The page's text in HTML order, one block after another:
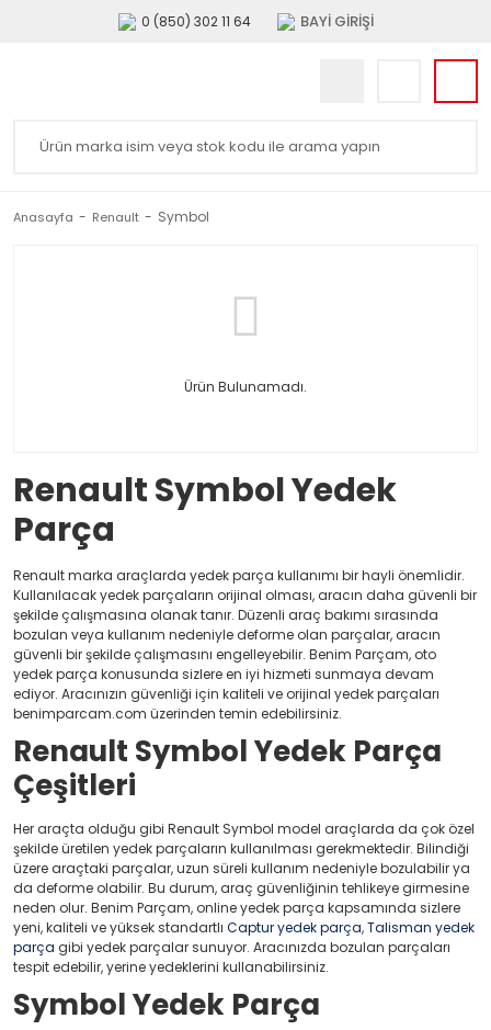
0 (850) 302 11 64 BAYİ GİRİŞİ
Anasayfa Renault Symbol
Ürün Bulunamadı.
Renault Symbol Yedek
Parça
Renault marka araçlarda yedek parça kullanımı bir hayli önemlidir.
Kullanılacak yedek parçaların orijinal olması, aracın daha güvenli bir
şekilde çalışmasına olanak tanır. Düzenli araç bakımı sırasında
bozulan veya kullanım nedeniyle deforme olan parçalar, aracın
güvenli bir şekilde çalışmasını engelleyebilir. Benim Parçam, oto
yedek parça konusunda sizlere en iyi hizmeti sunmaya devam
ediyor. Aracınızın güvenliği için kaliteli ve orijinal yedek parçaları
benimparcam.com üzerinden temin edebilirsiniz.
Renault Symbol Yedek Parça
Çeşitleri
Her araçta olduğu gibi Renault Symbol model araçlarda da çok özel
şekilde üretilen yedek parçaların kullanılması gerekmektedir. Bilindiği
üzere araçtaki parçalar, uzun süreli kullanım nedeniyle bozulabilir ya
da deforme olabilir. Bu durum, araç güvenliğinin tehlikeye girmesine
neden olur. Benim Parçam, online yedek parça kapsamında sizlere
yeni, kaliteli ve yüksek standartlı Captur yedek parça,Talisman yedek
parça gibi yedek parçalar sunuyor. Aracınızda bozulan parçaları
tespit edebilir, yerine yedeklerini kullanabilirsiniz.
Symbol Yedek Parça